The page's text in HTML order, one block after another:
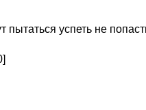
успеть не